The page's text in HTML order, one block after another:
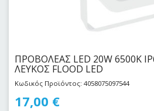
ΠΡΟΒΟΛΕΑΣ LED 20W 6500Κ
ΛΕΥΚΟΣ FLOOD LED
Κωδικός Προϊόντος: 4058075097544
17,00 €